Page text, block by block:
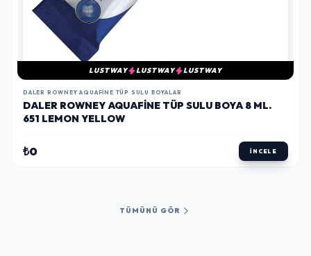
LUSTWAY LUSTWAY LUSTWAY
DALER ROWNEY AQUAFINE TÜP SULU BOYALAR
DALER ROWNEY AQUAFINE TÜP SULU BOYA 8 ML.
651 LEMON YELLOW
₺0 İNCELE
TÜMÜNÜ GÖR